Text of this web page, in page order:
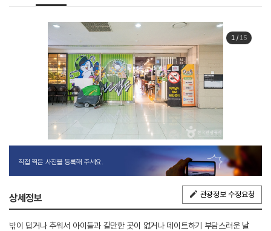
1/ 15
직접 찍은 사진을 등록해 주세요.
상세정보 관광정보 수정요청
밖이 덥거나 추워서 아이들과 갈만한 곳이 없거나 데이트하기 부담스러운 날